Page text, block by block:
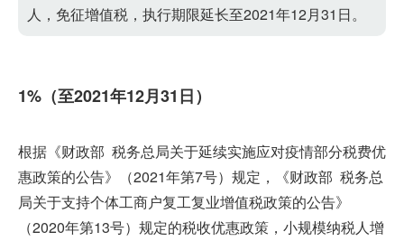
人，免征增值税，执行期限延长至2021年12月31日。
1%（至2021年12月31日）
根据《财政部 税务总局关于延续实施应对疫情部分税费优
惠政策的公告》（2021年第7号）规定，《财政部 税务总
局关于支持个体工商户复工复业增值税政策的公告》
（2020年第13号）规定的税收优惠政策，小规模纳税人增